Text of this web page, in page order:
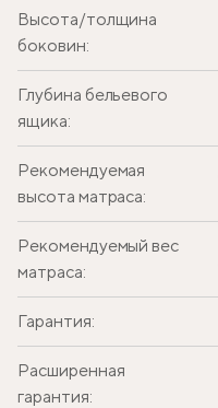
Высота/толщина
боковин:
Глубина бельевого
ящика:
Рекомендуемая
высота матраса:
Рекомендуемый вес
матраса:
Гарантия:
Расширенная
гарантия: